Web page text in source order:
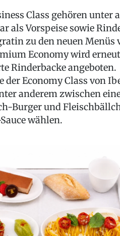
Class gehören unter
als Vorspeise sowie
zu den neuen Menüs
Economy wird erneut
Rinderbacke angeboten.
der Economy Class von
anderem zwischen
Burger und
wählen.